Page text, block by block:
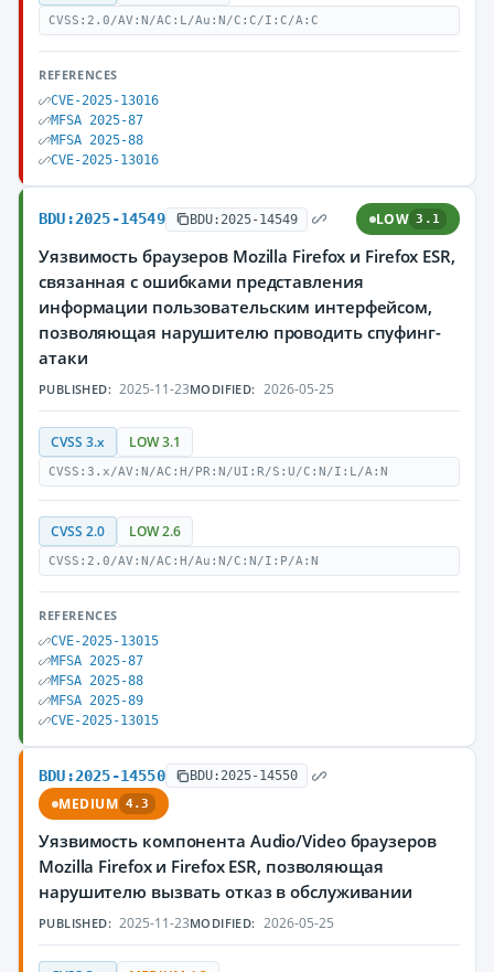
CVSS:2.0/AV:N/AC:L/Au:N/C:C/I:C/A:C
REFERENCES
CVE-2025-13016
MFSA 2025-87
MFSA 2025-88
CVE-2025-13016
BDU:2025-14549 BDU:2025-14549 LOW 3.1
Уязвимость браузеров Mozilla Firefox и Firefox ESR,
связанная с ошибками представления
информации пользовательским интерфейсом,
позволяющая нарушителю проводить спуфинг-
атаки
PUBLISHED: 2025-11-23MODIFIED: 2026-05-25
CVSS 3.x LOW 3.1
CVSS:3.x/AV:N/AC:H/PR:N/UI:R/S:U/C:N/I:L/A:N
CVSS 2.0 LOW 2.6
CVSS:2.0/AV:N/AC:H/Au:N/C:N/I:P/A:N
REFERENCES
CVE-2025-13015
MFSA 2025-87
MFSA 2025-88
MFSA 2025-89
CVE-2025-13015
BDU:2025-14550 BDU:2025-14550
MEDIUM 4.3
Уязвимость компонента Audio/Video браузеров
Mozilla Firefox и Firefox ESR, позволяющая
нарушителю вызвать отказ в обслуживании
PUBLISHED: 2025-11-23MODIFIED: 2026-05-25